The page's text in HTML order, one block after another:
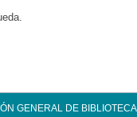
GENERAL DE